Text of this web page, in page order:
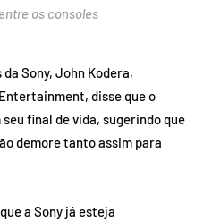
os consoles
Sony, John Kodera,
disse que o
final de vida, sugerindo que
demore tanto assim para
a Sony já esteja